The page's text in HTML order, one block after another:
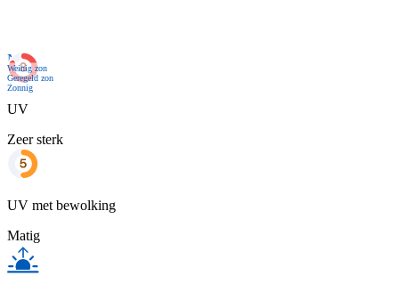
Nu
Weinig zon
Geregeld zon
Zonnig
UV
Zeer sterk
UV met bewolking
Matig